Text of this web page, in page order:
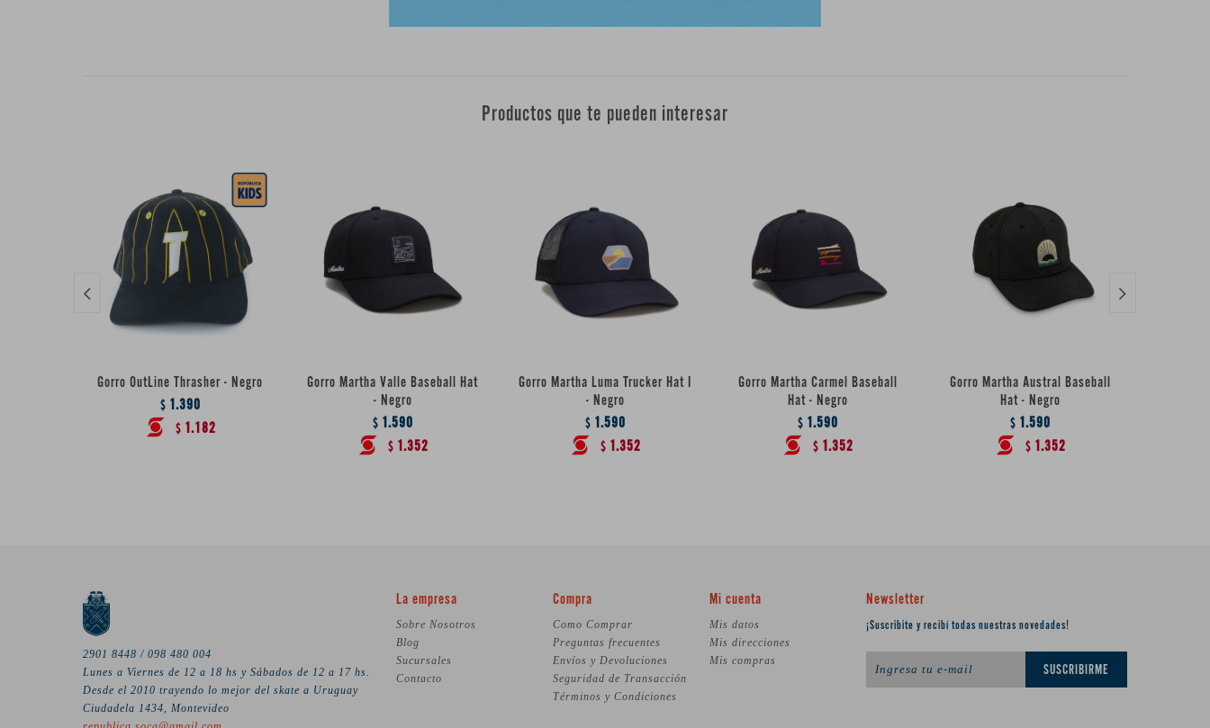
Productos que te pueden interesar
Gorro OutLine Thrasher - Negro
$ 1.390
$ 1.182
Gorro Martha Valle Baseball Hat
- Negro
$ 1.590
$ 1.352
Gorro Martha Luma Trucker Hat I
- Negro
$ 1.590
$ 1.352
Gorro Martha Carmel Baseball
Hat - Negro
$ 1.590
$ 1.352
Gorro Martha Austral Baseball
Hat - Negro
$ 1.590
$ 1.352
 
2901 8448 / 098 480 004
Lunes a Viernes de 12 a 18 hs y Sábados de 12 a 17 hs.
Desde el 2010 trayendo lo mejor del skate a Uruguay
Ciudadela 1434, Montevideo
La empresa
Sobre Nosotros
Blog
Sucursales
Contacto
Compra
Como Comprar
Preguntas frecuentes
Envíos y Devoluciones
Seguridad de Transacción
Términos y Condiciones
Mi cuenta
Mis datos
Mis direcciones
Mis compras
Newsletter
¡Suscribite y recibí todas nuestras novedades!
SUSCRIBIRME